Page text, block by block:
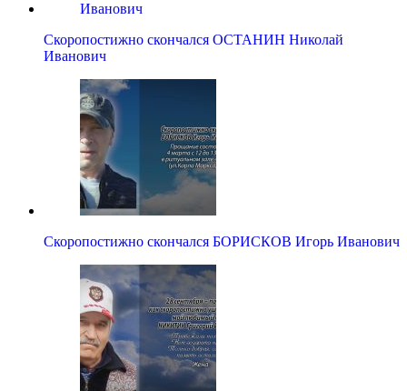
Скоропостижно скончался ОСТАНИН Николай
Иванович
Скоропостижно скончался БОРИСКОВ Игорь Иванович